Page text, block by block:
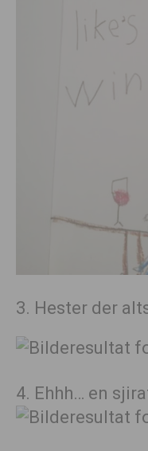
3. Hester der
4. Ehhh… en